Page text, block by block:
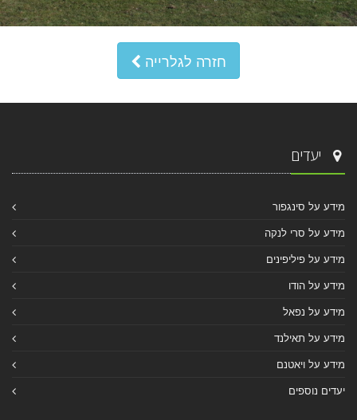
חזרה לגלרייה
יעדים
מידע על סינגפור
מידע על סרי לנקה
מידע על פיליפינים
מידע על הודו
מידע על נפאל
מידע על תאילנד
מידע על ויאטנם
יעדים נוספים